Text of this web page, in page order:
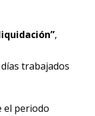
,
trabajados
el periodo